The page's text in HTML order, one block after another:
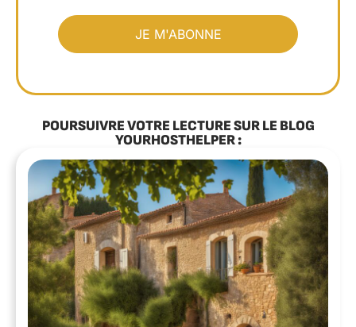
POURSUIVRE VOTRE LECTURE SUR LE BLOG
YOURHOSTHELPER :